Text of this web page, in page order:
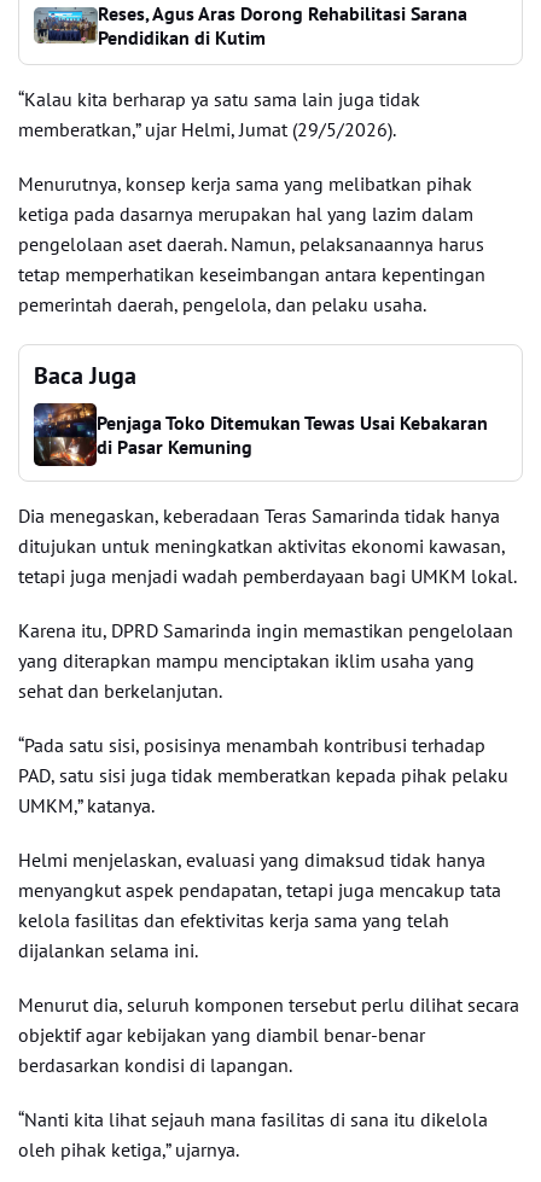
Reses, Agus Aras Dorong Rehabilitasi Sarana
Pendidikan di Kutim
“Kalau kita berharap ya satu sama lain juga tidak
memberatkan,” ujar Helmi, Jumat (29/5/2026).
Menurutnya, konsep kerja sama yang melibatkan pihak
ketiga pada dasarnya merupakan hal yang lazim dalam
pengelolaan aset daerah. Namun, pelaksanaannya harus
tetap memperhatikan keseimbangan antara kepentingan
pemerintah daerah, pengelola, dan pelaku usaha.
Baca Juga
Penjaga Toko Ditemukan Tewas Usai Kebakaran
di Pasar Kemuning
Dia menegaskan, keberadaan Teras Samarinda tidak hanya
ditujukan untuk meningkatkan aktivitas ekonomi kawasan,
tetapi juga menjadi wadah pemberdayaan bagi UMKM lokal.
Karena itu, DPRD Samarinda ingin memastikan pengelolaan
yang diterapkan mampu menciptakan iklim usaha yang
sehat dan berkelanjutan.
“Pada satu sisi, posisinya menambah kontribusi terhadap
PAD, satu sisi juga tidak memberatkan kepada pihak pelaku
UMKM,” katanya.
Helmi menjelaskan, evaluasi yang dimaksud tidak hanya
menyangkut aspek pendapatan, tetapi juga mencakup tata
kelola fasilitas dan efektivitas kerja sama yang telah
dijalankan selama ini.
Menurut dia, seluruh komponen tersebut perlu dilihat secara
objektif agar kebijakan yang diambil benar-benar
berdasarkan kondisi di lapangan.
“Nanti kita lihat sejauh mana fasilitas di sana itu dikelola
oleh pihak ketiga,” ujarnya.